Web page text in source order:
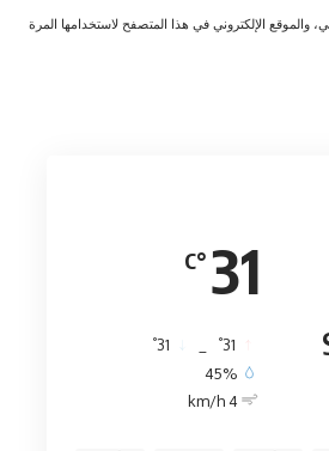
والموقع الإلكتروني في هذا المتصفح لاستخدامها المرة
31
°C
31
°
31
°
45%
4 km/h